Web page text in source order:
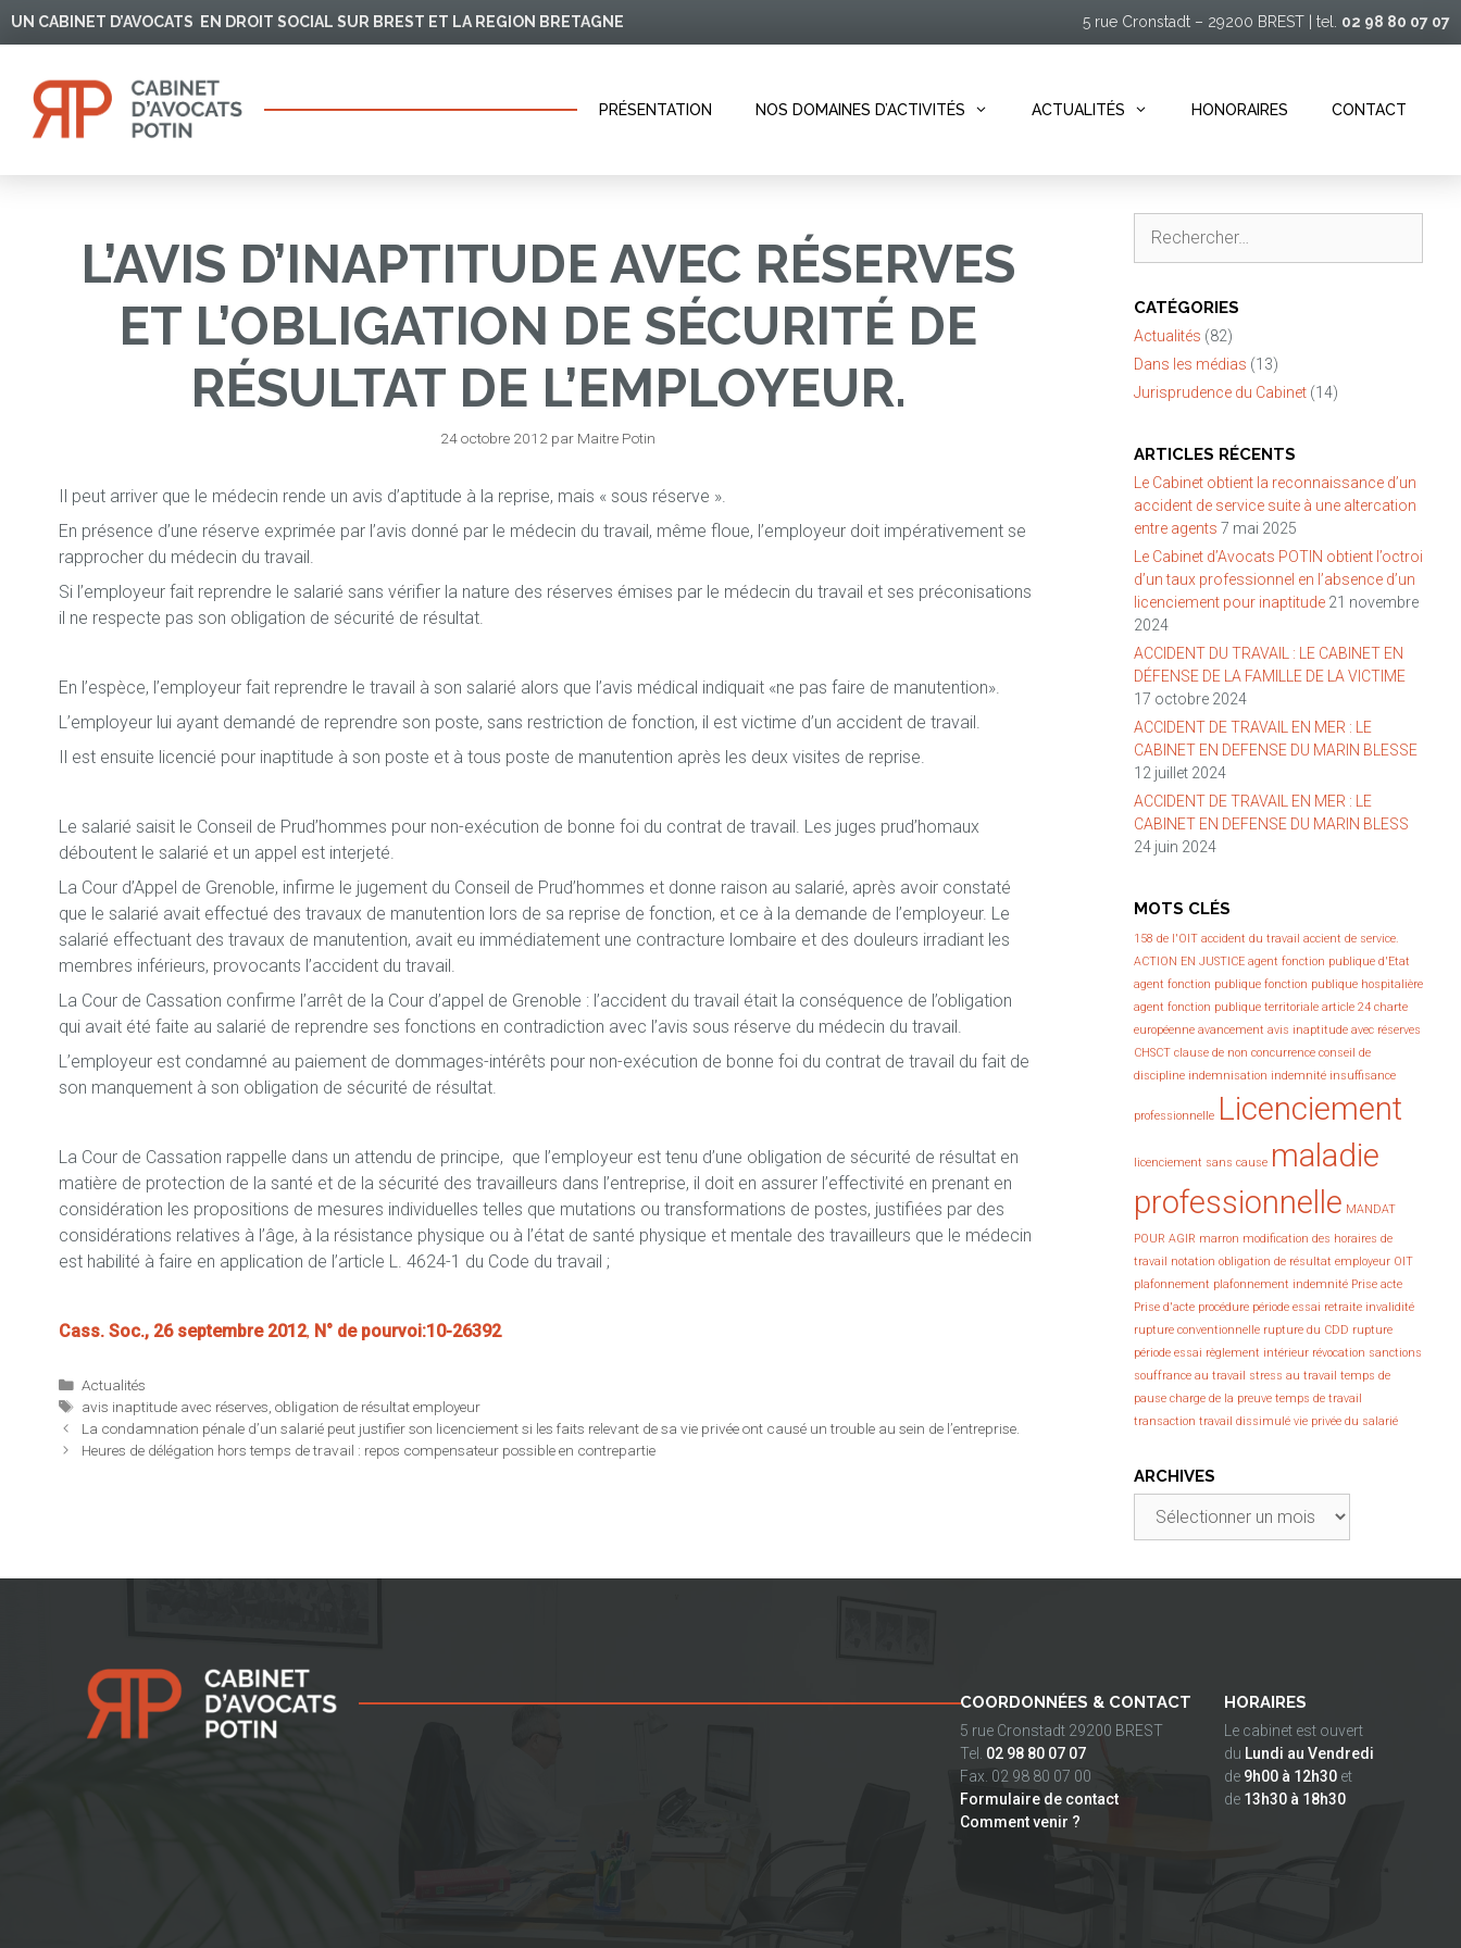
Aller
5 rue Cronstadt – 29200 BREST | tel. 02 98 80 07 07
UN CABINET D’AVOCATS EN DROIT SOCIAL SUR BREST ET LA REGION BRETAGNE
PRÉSENTATION NOS DOMAINES D’ACTIVITÉS ACTUALITÉS HONORAIRES CONTACT
L’AVIS D’INAPTITUDE AVEC RÉSERVES
ET L’OBLIGATION DE SÉCURITÉ DE
RÉSULTAT DE L’EMPLOYEUR.
24 octobre 2012 par Maitre Potin
Il peut arriver que le médecin rende un avis d’aptitude à la reprise, mais « sous réserve ».
En présence d’une réserve exprimée par l’avis donné par le médecin du travail, même floue, l’employeur doit impérativement se
rapprocher du médecin du travail.
Si l’employeur fait reprendre le salarié sans vérifier la nature des réserves émises par le médecin du travail et ses préconisations
il ne respecte pas son obligation de sécurité de résultat.
En l’espèce, l’employeur fait reprendre le travail à son salarié alors que l’avis médical indiquait «ne pas faire de manutention».
L’employeur lui ayant demandé de reprendre son poste, sans restriction de fonction, il est victime d’un accident de travail.
Il est ensuite licencié pour inaptitude à son poste et à tous poste de manutention après les deux visites de reprise.
Le salarié saisit le Conseil de Prud’hommes pour non-exécution de bonne foi du contrat de travail. Les juges prud’homaux
déboutent le salarié et un appel est interjeté.
La Cour d’Appel de Grenoble, infirme le jugement du Conseil de Prud’hommes et donne raison au salarié, après avoir constaté
que le salarié avait effectué des travaux de manutention lors de sa reprise de fonction, et ce à la demande de l’employeur. Le
salarié effectuant des travaux de manutention, avait eu immédiatement une contracture lombaire et des douleurs irradiant les
membres inférieurs, provocants l’accident du travail.
La Cour de Cassation confirme l’arrêt de la Cour d’appel de Grenoble : l’accident du travail était la conséquence de l’obligation
qui avait été faite au salarié de reprendre ses fonctions en contradiction avec l’avis sous réserve du médecin du travail.
L’employeur est condamné au paiement de dommages-intérêts pour non-exécution de bonne foi du contrat de travail du fait de
son manquement à son obligation de sécurité de résultat.
La Cour de Cassation rappelle dans un attendu de principe, que l’employeur est tenu d’une obligation de sécurité de résultat en
matière de protection de la santé et de la sécurité des travailleurs dans l’entreprise, il doit en assurer l’effectivité en prenant en
considération les propositions de mesures individuelles telles que mutations ou transformations de postes, justifiées par des
considérations relatives à l’âge, à la résistance physique ou à l’état de santé physique et mentale des travailleurs que le médecin
est habilité à faire en application de l’article L. 4624-1 du Code du travail ;
Cass. Soc., 26 septembre 2012, N° de pourvoi:10-26392
Catégories
Actualités
Étiquettes
avis inaptitude avec réserves obligation de résultat employeur
La condamnation pénale d’un salarié peut justifier son licenciement si les faits relevant de sa vie privée ont causé un trouble au sein de l’entreprise.
Heures de délégation hors temps de travail : repos compensateur possible en contrepartie
CATÉGORIES
Actualités (82)
Dans les médias (13)
Jurisprudence du Cabinet (14)
ARTICLES RÉCENTS
Le Cabinet obtient la reconnaissance d’un
accident de service suite à une altercation
entre agents 7 mai 2025
Le Cabinet d’Avocats POTIN obtient l’octroi
d’un taux professionnel en l’absence d’un
licenciement pour inaptitude 21 novembre
2024
ACCIDENT DU TRAVAIL : LE CABINET EN
DÉFENSE DE LA FAMILLE DE LA VICTIME
17 octobre 2024
ACCIDENT DE TRAVAIL EN MER : LE
CABINET EN DEFENSE DU MARIN BLESSE
12 juillet 2024
ACCIDENT DE TRAVAIL EN MER : LE
CABINET EN DEFENSE DU MARIN BLESS
24 juin 2024
MOTS CLÉS
158 de l'OIT accident du travail accient de service.
ACTION EN JUSTICE agent fonction publique d'Etat
agent fonction publique fonction publique hospitalière
agent fonction publique territoriale article 24 charte
européenne avancement avis inaptitude avec réserves
CHSCT clause de non concurrence conseil de
discipline indemnisation indemnité insuffisance
professionnelle Licenciement
licenciement sans cause maladie
professionnelle MANDAT
POUR AGIR marron modification des horaires de
travail notation obligation de résultat employeur OIT
plafonnement plafonnement indemnité Prise acte
Prise d'acte procédure période essai retraite invalidité
rupture conventionnelle rupture du CDD rupture
période essai règlement intérieur révocation sanctions
souffrance au travail stress au travail temps de
pause charge de la preuve temps de travail
transaction travail dissimulé vie privée du salarié
ARCHIVES
COORDONNÉES & CONTACT
5 rue Cronstadt 29200 BREST
Tel. 02 98 80 07 07
Fax. 02 98 80 07 00
Formulaire de contact
Comment venir ?
HORAIRES
Le cabinet est ouvert
du Lundi au Vendredi
de 9h00 à 12h30et
de 13h30 à 18h30